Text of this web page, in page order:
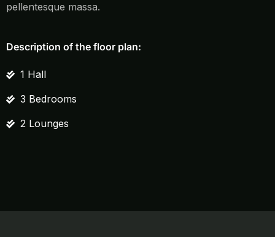
pellentesque massa.
Description of the floor plan:
1 Hall
3 Bedrooms
2 Lounges